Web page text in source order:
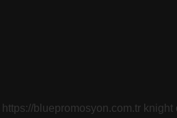
https://bluepromosyon.com.tr knight